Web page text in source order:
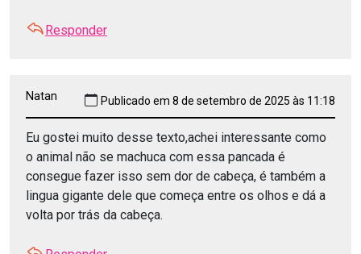
Responder
Natan Publicado em 8 de setembro de 2025 às 11:18
Eu gostei muito desse texto,achei interessante como
o animal não se machuca com essa pancada é
consegue fazer isso sem dor de cabeça, é também a
lingua gigante dele que começa entre os olhos e dá a
volta por trás da cabeça.